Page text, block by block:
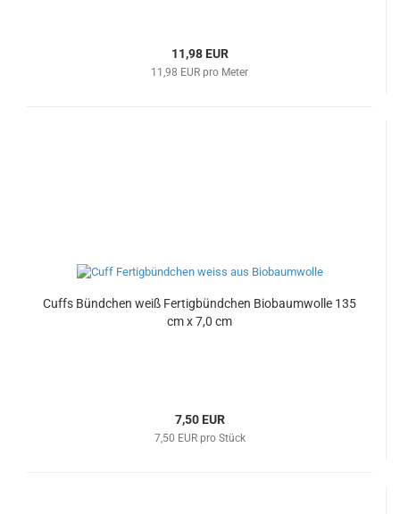
11,98 EUR
11,98 EUR pro Meter
Cuffs Bündchen weiß Fertigbündchen Biobaumwolle 135
cm x 7,0 cm
7,50 EUR
7,50 EUR pro Stück